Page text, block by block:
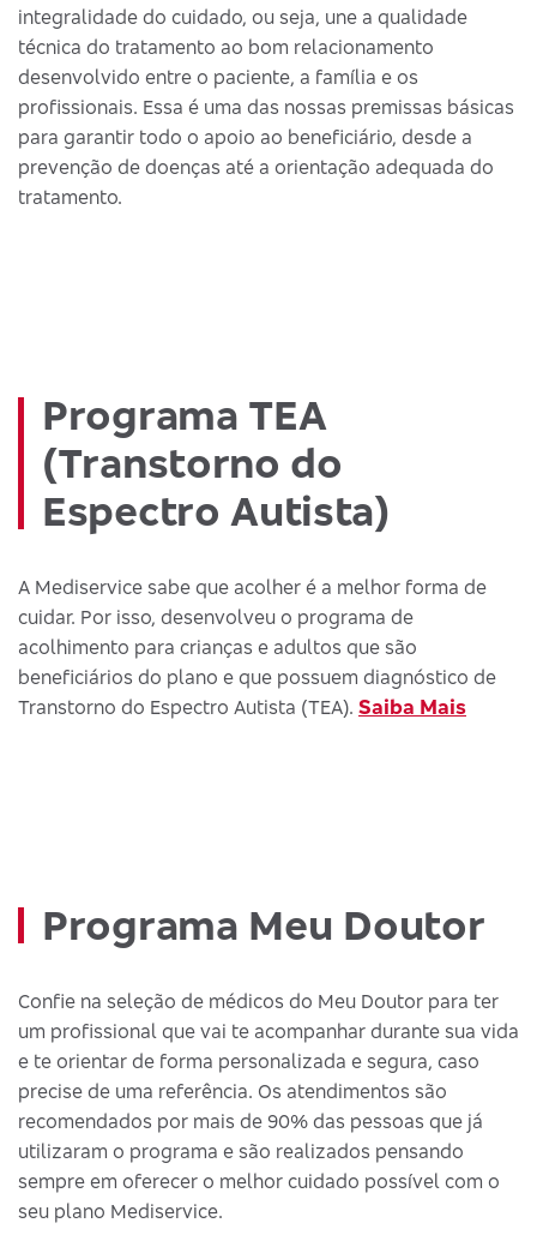
integralidade do cuidado, ou seja, une a qualidade
técnica do tratamento ao bom relacionamento
desenvolvido entre o paciente, a família e os
profissionais. Essa é uma das nossas premissas básicas
para garantir todo o apoio ao beneficiário, desde a
prevenção de doenças até a orientação adequada do
tratamento.
Programa TEA
(Transtorno do
Espectro Autista)
A Mediservice sabe que acolher é a melhor forma de
cuidar. Por isso, desenvolveu o programa de
acolhimento para crianças e adultos que são
beneficiários do plano e que possuem diagnóstico de
Transtorno do Espectro Autista (TEA). Saiba Mais
Programa Meu Doutor
Confie na seleção de médicos do Meu Doutor para ter
um profissional que vai te acompanhar durante sua vida
e te orientar de forma personalizada e segura, caso
precise de uma referência. Os atendimentos são
recomendados por mais de 90% das pessoas que já
utilizaram o programa e são realizados pensando
sempre em oferecer o melhor cuidado possível com o
seu plano Mediservice.